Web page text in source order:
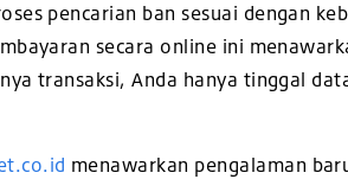
pencarian ban sesuai dengan
secara online ini
transaksi, Anda hanya tinggal
menawarkan pengalaman